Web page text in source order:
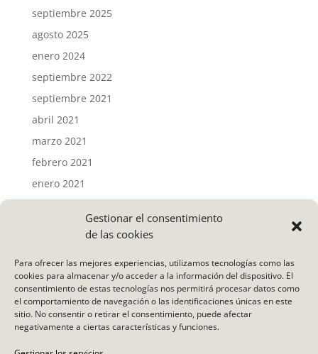
Gestionar el consentimiento
de las cookies
Para ofrecer las mejores experiencias, utilizamos tecnologías como las
cookies para almacenar y/o acceder a la información del dispositivo. El
consentimiento de estas tecnologías nos permitirá procesar datos como
el comportamiento de navegación o las identificaciones únicas en este
sitio. No consentir o retirar el consentimiento, puede afectar
negativamente a ciertas características y funciones.
septiembre 2025
agosto 2025
enero 2024
septiembre 2022
septiembre 2021
abril 2021
marzo 2021
febrero 2021
enero 2021
Categorías
Noticias
Uncategorized
Vídeo